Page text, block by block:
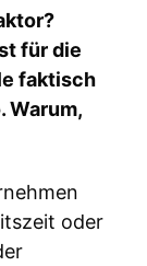
für die
faktisch
Warum,
oder